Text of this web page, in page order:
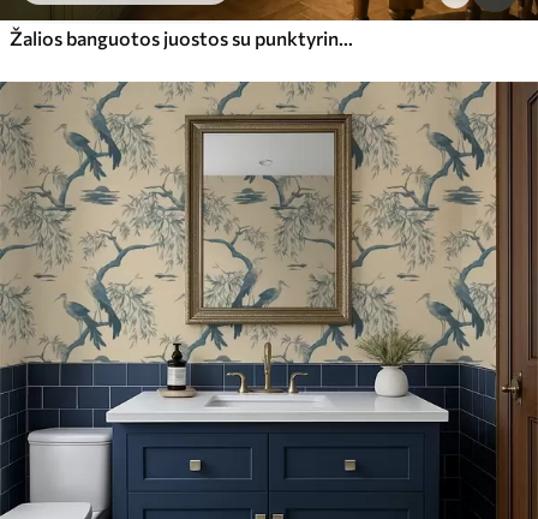
Žalios banguotos juostos su punktyrinėmis linijomis